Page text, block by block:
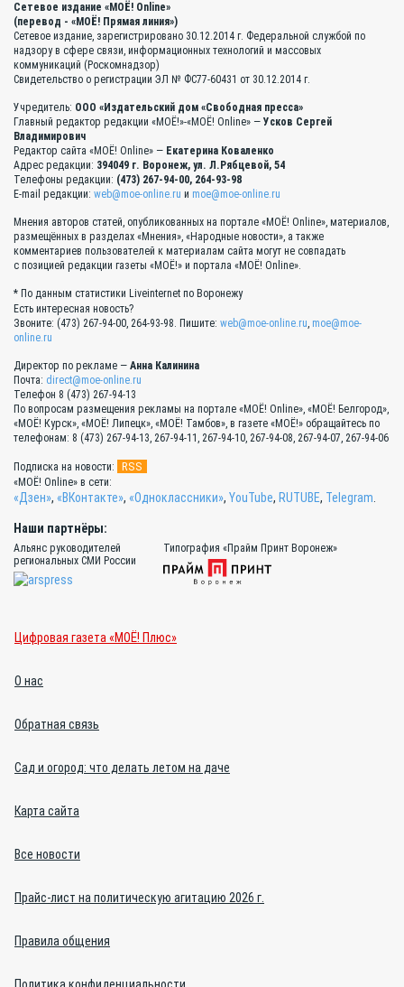
Сетевое издание «МОЁ! Online»
(перевод - «МОЁ! Прямая линия»)
Сетевое издание, зарегистрировано 30.12.2014 г. Федеральной службой по
надзору в сфере связи, информационных технологий и массовых
коммуникаций (Роскомнадзор)
Свидетельство о регистрации ЭЛ № ФС77-60431 от 30.12.2014 г.
Учредитель: ООО «Издательский дом «Свободная пресса»
Главный редактор редакции «МОЁ!»-«МОЁ! Online» — Усков Сергей
Владимирович
Редактор сайта «МОЁ! Online» — Екатерина Коваленко
Адрес редакции: 394049 г. Воронеж, ул. Л.Рябцевой, 54
Телефоны редакции: (473) 267-94-00, 264-93-98
E-mail редакции: web@moe-online.ru и moe@moe-online.ru
Мнения авторов статей, опубликованных на портале «МОЁ! Online», материалов,
размещённых в разделах «Мнения», «Народные новости», а также
комментариев пользователей к материалам сайта могут не совпадать
с позицией редакции газеты «МОЁ!» и портала «МОЁ! Online».
* По данным статистики Liveinternet по Воронежу
Есть интересная новость?
Звоните: (473) 267-94-00, 264-93-98. Пишите: web@moe-online.ru, moe@moe-
online.ru
Директор по рекламе — Анна Калинина
Почта: direct@moe-online.ru
Телефон 8 (473) 267-94-13
По вопросам размещения рекламы на портале «МОЁ! Online», «МОЁ! Белгород»,
«МОЁ! Курск», «МОЁ! Липецк», «МОЁ! Тамбов», в газете «МОЁ!» обращайтесь по
телефонам: 8 (473) 267-94-13, 267-94-11, 267-94-10, 267-94-08, 267-94-07, 267-94-06
Подписка на новости: RSS
«МОЁ! Online» в сети:
«Дзен», «ВКонтакте», «Одноклассники», YouTube, RUTUBE, Telegram
Наши партнёры:
Альянс руководителей
региональных СМИ России
Типография «Прайм Принт Воронеж»
Цифровая газета «МОЁ! Плюс»
О нас
Обратная связь
Сад и огород: что делать летом на даче
Карта сайта
Все новости
Прайс-лист на политическую агитацию 2026 г.
Правила общения